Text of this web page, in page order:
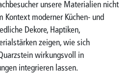
unsere Materialien nicht
Kontext moderner Küchen- und
Dekore, Haptiken,
zeigen, wie sich
wirkungsvoll in
integrieren lassen.